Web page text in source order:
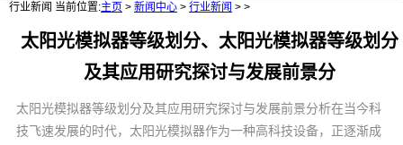
行业新闻 当前位置:主页 > 新闻中心 > 行业新闻 > >
太阳光模拟器等级划分、太阳光模拟器等级划分
及其应用研究探讨与发展前景分
太阳光模拟器等级划分及其应用研究探讨与发展前景分析在当今科
技飞速发展的时代，太阳光模拟器作为一种高科技设备，正逐渐成